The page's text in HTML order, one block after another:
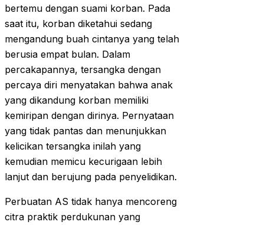
bertemu dengan suami korban. Pada
saat itu, korban diketahui sedang
mengandung buah cintanya yang telah
berusia empat bulan. Dalam
percakapannya, tersangka dengan
percaya diri menyatakan bahwa anak
yang dikandung korban memiliki
kemiripan dengan dirinya. Pernyataan
yang tidak pantas dan menunjukkan
kelicikan tersangka inilah yang
kemudian memicu kecurigaan lebih
lanjut dan berujung pada penyelidikan.
Perbuatan AS tidak hanya mencoreng
citra praktik perdukunan yang